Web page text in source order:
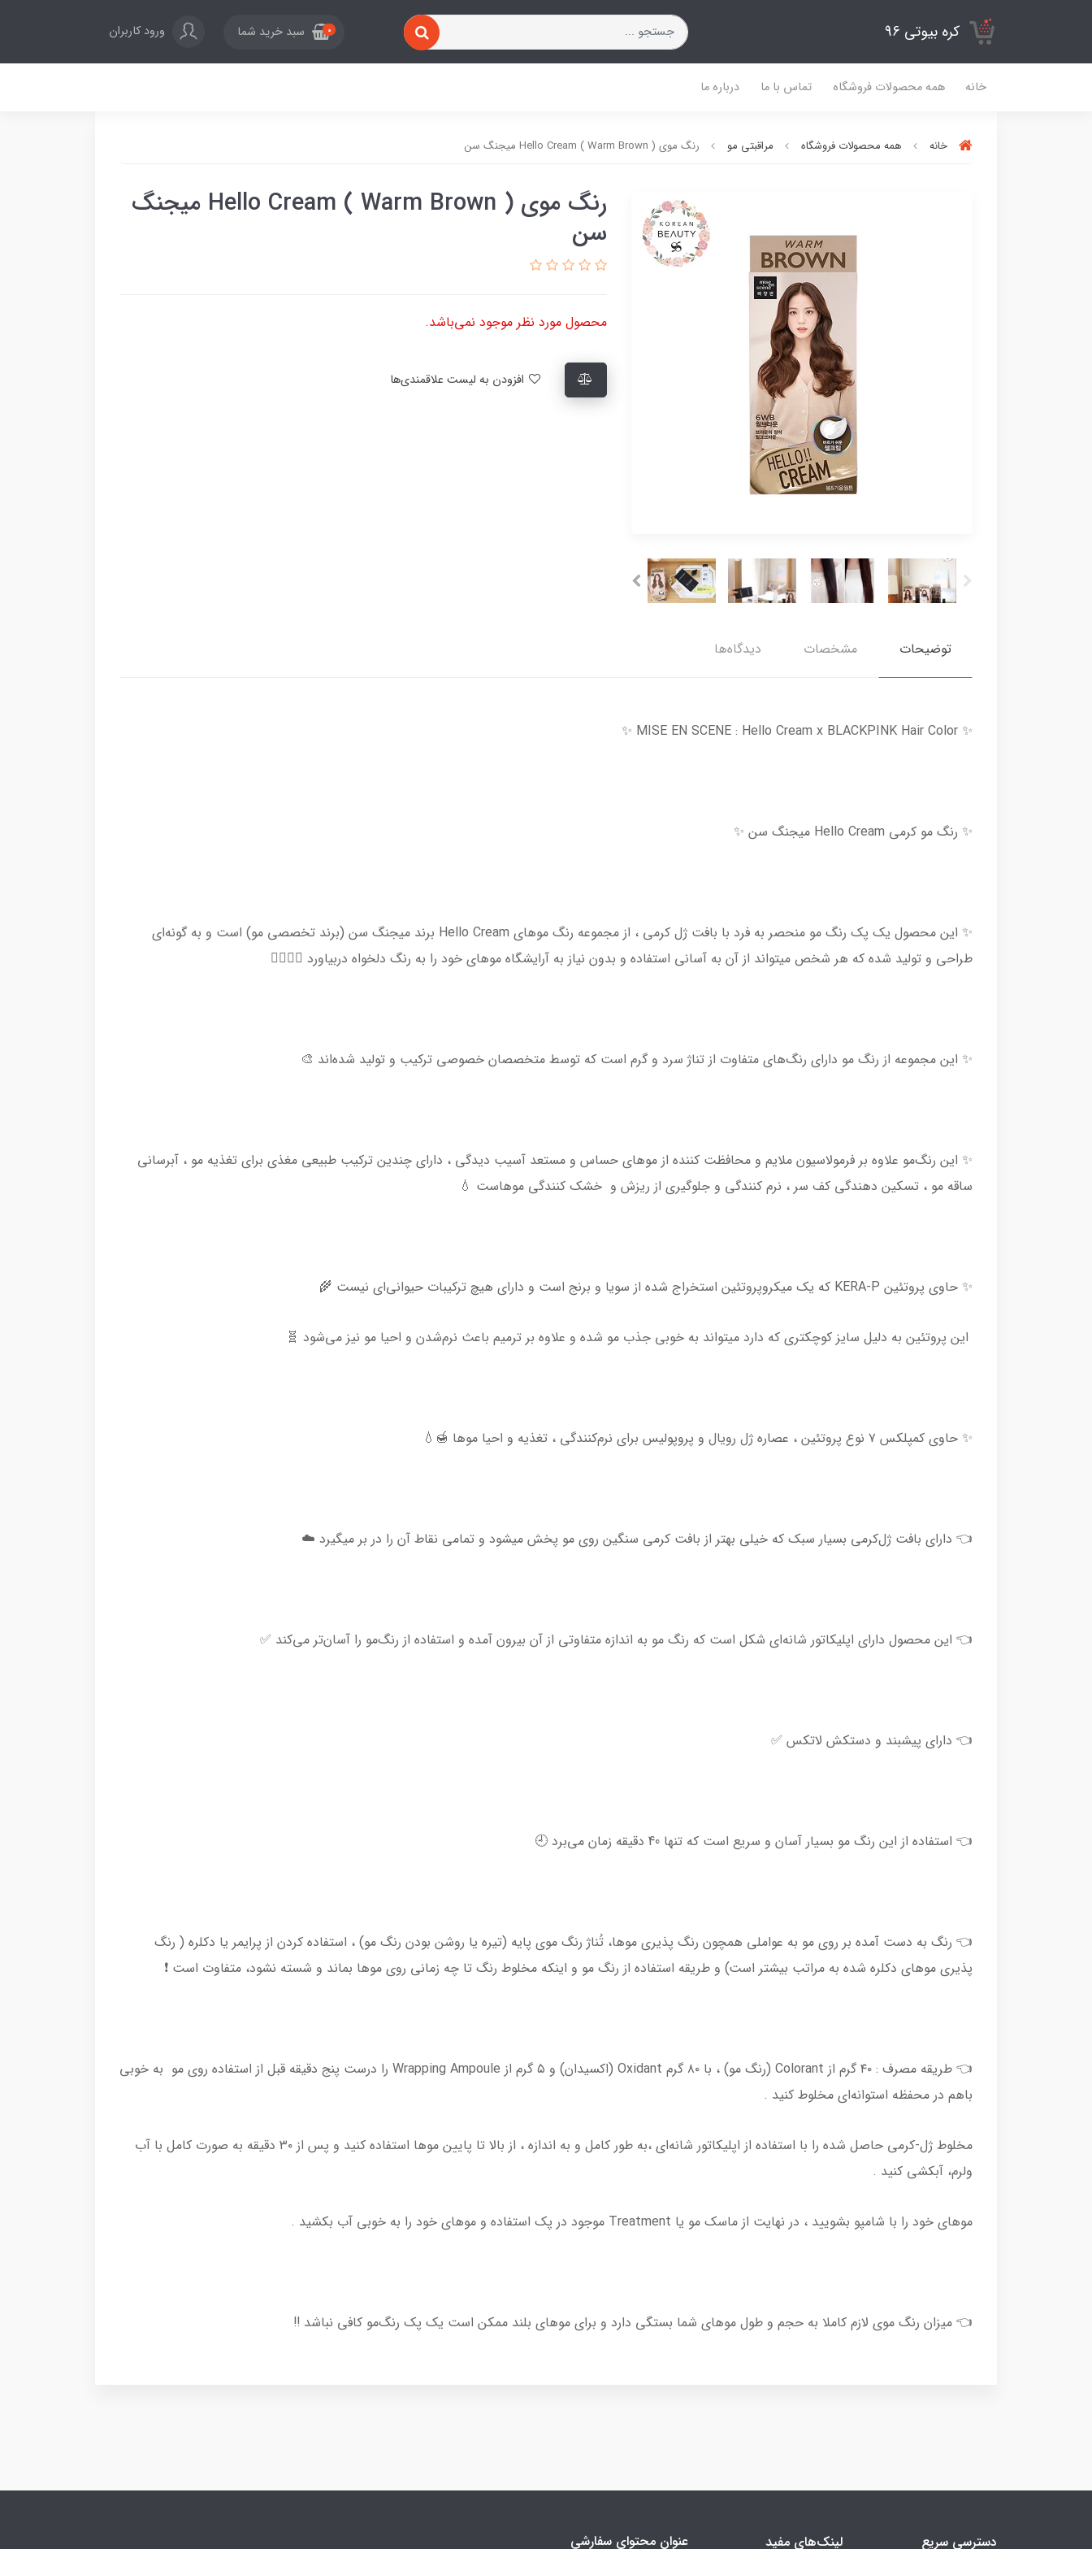
کره بیوتی 96 0 سبد خرید شما ورود کاربران
خانه همه محصولات فروشگاه تماس با ما درباره ما
خانه همه محصولات فروشگاه مراقبتی مو رنگ موی ( Hello Cream ( Warm Brown میجنگ سن
رنگ موی ( Hello Cream ( Warm Brown میجنگ
سن
محصول مورد نظر موجود نمی‌باشد.
توضیحات مشخصات دیدگاه‌ها
✨ MISE EN SCENE : Hello Cream x BLACKPINK Hair Color ✨
✨ رنگ مو کرمی Hello Cream میجنگ سن ✨
✨ این محصول یک پک رنگ مو منحصر به فرد با بافت ژل کرمی ، از مجموعه رنگ موهای Hello Cream برند میجنگ سن (برند تخصصی مو) است و به گونه‌ای
طراحی و تولید شده که هر شخص میتواند از آن به آسانی استفاده و بدون نیاز به آرایشگاه موهای خود را به رنگ دلخواه دربیاورد 🧖🏻‍♀️✨
✨ این مجموعه از رنگ مو دارای رنگ‌های متفاوت از تناژ سرد و گرم است که توسط متخصصان خصوصی ترکیب و تولید شده‌اند 🎨
✨ این رنگ‌مو علاوه بر فرمولاسیون ملایم و محافظت کننده از موهای حساس و مستعد آسیب دیدگی ، دارای چندین ترکیب طبیعی مغذی برای تغذیه مو ، آبرسانی
ساقه مو ، تسکین دهندگی کف سر ، نرم کنندگی و جلوگیری از ریزش و خشک کنندگی موهاست 💧
✨ حاوی پروتئین KERA-P که یک میکروپروتئین استخراج شده از سویا و برنج است و دارای هیچ ترکیبات حیوانی‌ای نیست 🌾
این پروتئین به دلیل سایز کوچکتری که دارد میتواند به خوبی جذب مو شده و علاوه بر ترمیم باعث نرم‌شدن و احیا مو نیز می‌شود 🧬
✨ حاوی کمپلکس ۷ نوع پروتئین ، عصاره ژل رویال و پروپولیس برای نرم‌کنندگی ، تغذیه و احیا موها 🍯💧
👈 دارای بافت ژل‌کرمی بسیار سبک که خیلی بهتر از بافت کرمی سنگین روی مو پخش میشود و تمامی نقاط آن را در بر میگیرد ☁️
👈 این محصول دارای اپلیکاتور شانه‌ای شکل است که رنگ مو به اندازه متفاوتی از آن بیرون آمده و استفاده از رنگ‌مو را آسان‌تر می‌کند ✅
👈 دارای پیشبند و دستکش لاتکس ✅
👈 استفاده از این رنگ مو بسیار آسان و سریع است که تنها 40 دقیقه زمان می‌برد 🕘
👈 رنگ به دست آمده بر روی مو به عواملی همچون رنگ پذیری موها، تُناژ رنگ موی پایه (تیره یا روشن بودن رنگ مو) ، استفاده کردن از پرایمر یا دکلره ( رنگ
پذیری موهای دکلره شده به مراتب بیشتر است) و طریقه استفاده از رنگ مو و اینکه مخلوط رنگ تا چه زمانی روی موها بماند و شسته نشود، متفاوت است ❗️
👈 طریقه مصرف : ۴۰ گرم از Colorant (رنگ مو) ، با ۸۰ گرم Oxidant (اکسیدان) و ۵ گرم از Wrapping Ampoule را درست پنج دقیقه قبل از استفاده روی مو به خوبی
باهم در محفظه استوانه‌ای مخلوط کنید .
مخلوط ژل-کرمی حاصل شده را با استفاده از اپلیکاتور شانه‌ای ،به طور کامل و به اندازه ، از بالا تا پایین موها استفاده کنید و پس از ۳۰ دقیقه به صورت کامل با آب
ولرم، آبکشی کنید .
موهای خود را با شامپو بشویید ، در نهایت از ماسک مو یا Treatment موجود در پک استفاده و موهای خود را به خوبی آب بکشید .
👈 میزان رنگ موی لازم کاملا به حجم و طول موهای شما بستگی دارد و برای موهای بلند ممکن است یک پک رنگ‌مو کافی نباشد ‼️
دسترسی سریع لینک‌های مفید عنوان محتوای سفارشی